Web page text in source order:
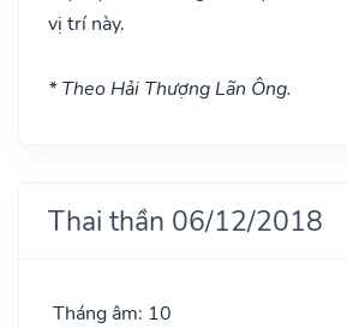
vị trí này.
* Theo Hải Thượng Lãn Ông.
Thai thần 06/12/2018
Tháng âm: 10